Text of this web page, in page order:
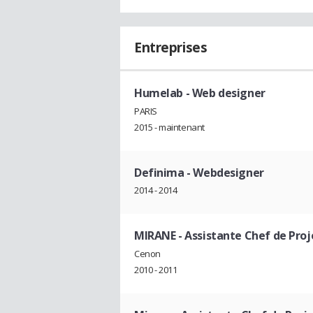
Entreprises
Humelab - Web designer
PARIS
2015 - maintenant
Definima - Webdesigner
2014 - 2014
MIRANE- Assistante Chef de
Cenon
2010 - 2011